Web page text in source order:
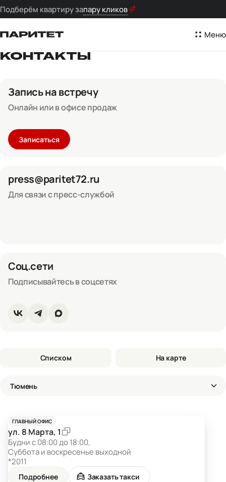
Подберём квартиру запару кликов
Меню
КОНТАКТЫ
Запись на встречу
Онлайн или в офисе продаж
Записаться
press@paritet72.ru
Для связи с пресс-службой
Соц.сети
Подписывайтесь в соцсетях
Списком На карте
Тюмень
ГЛАВНЫЙ ОФИС
ул. 8 Марта, 1
Будни с 08:00 до 18:00,
Суббота и воскресенье выходной
*2011
Подробнее Заказать такси